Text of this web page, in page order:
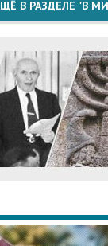
В РАЗДЕЛЕ "В